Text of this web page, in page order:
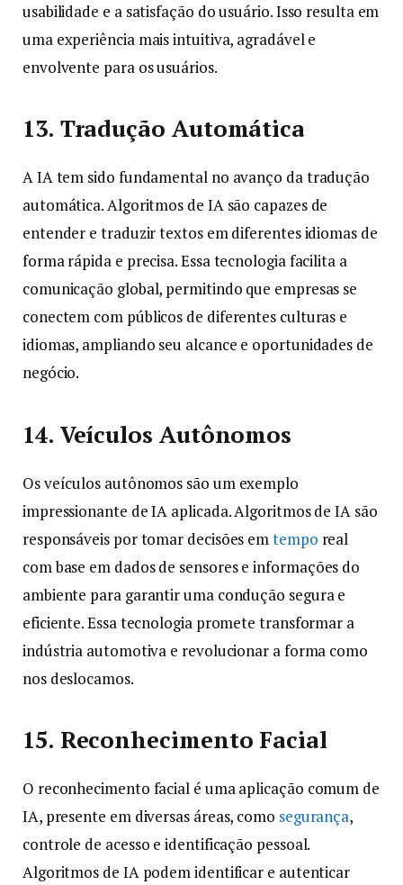
usabilidade e a satisfação do usuário. Isso resulta em
uma experiência mais intuitiva, agradável e
envolvente para os usuários.
13. Tradução Automática
A IA tem sido fundamental no avanço da tradução
automática. Algoritmos de IA são capazes de
entender e traduzir textos em diferentes idiomas de
forma rápida e precisa. Essa tecnologia facilita a
comunicação global, permitindo que empresas se
conectem com públicos de diferentes culturas e
idiomas, ampliando seu alcance e oportunidades de
negócio.
14. Veículos Autônomos
Os veículos autônomos são um exemplo
impressionante de IA aplicada. Algoritmos de IA são
responsáveis por tomar decisões emtempo real
com base em dados de sensores e informações do
ambiente para garantir uma condução segura e
eficiente. Essa tecnologia promete transformar a
indústria automotiva e revolucionar a forma como
nos deslocamos.
15. Reconhecimento Facial
O reconhecimento facial é uma aplicação comum de
IA, presente em diversas áreas, como segurança,
controle de acesso e identificação pessoal.
Algoritmos de IA podem identificar e autenticar